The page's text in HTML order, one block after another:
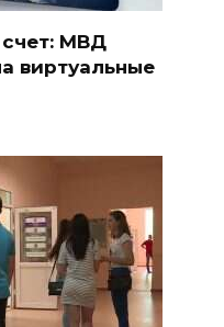
счет: МВД
виртуальные